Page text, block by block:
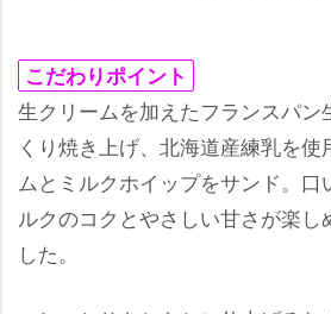
こだわりポイント
生クリームを加えたフランスパン
くり焼き上げ、北海道産練乳を
ムとミルクホイップをサンド。口
ルクのコクとやさしい甘さが楽し
した。